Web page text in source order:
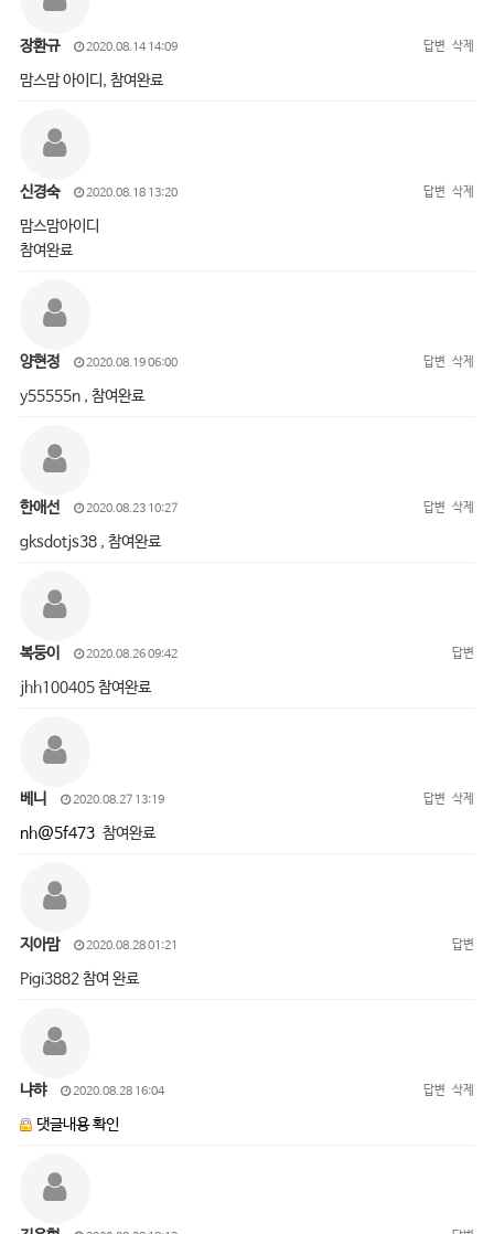
장환규 2020.08.14 14:09 답변 삭제
맘스맘 아이디, 참여완료
신경숙 2020.08.18 13:20 답변 삭제
맘스맘아이디
참여완료
양현정 2020.08.19 06:00 답변 삭제
y55555n , 참여완료
한애선 2020.08.23 10:27 답변 삭제
gksdotjs38 , 참여완료
복둥이 2020.08.26 09:42 답변
jhh100405 참여완료
베니 2020.08.27 13:19 답변 삭제
nh@5f473참여완료
지아맘 2020.08.28 01:21 답변
Pigi3882 참여 완료
냐햐 2020.08.28 16:04 답변 삭제
댓글내용 확인